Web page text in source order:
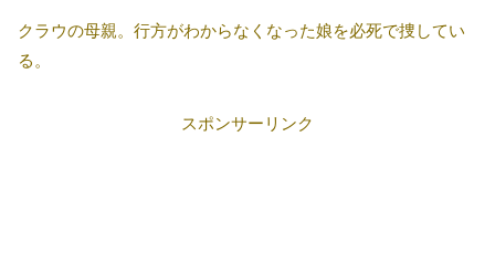
クラウの母親。行方がわからなくなった娘を必死で捜してい
る。
スポンサーリンク